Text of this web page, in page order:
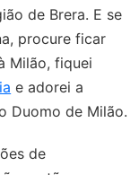
de Brera. E se
procure ficar
Milão, fiquei
e adorei a
Duomo de Milão.
de